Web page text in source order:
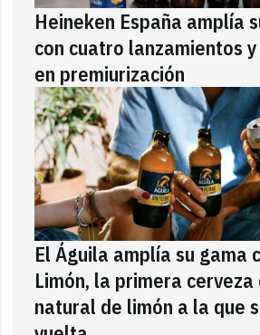
Heineken España amplía
con cuatro lanzamientos
en premiurización
El Águila amplía su gama
Limón, la primera cerveza
natural de limón a la que